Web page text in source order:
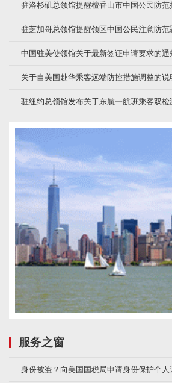
驻洛杉矶总领馆提醒檀香山市中国公民防范
驻芝加哥总领馆提醒领区中国公民注意防范
中国驻美使领馆关于最新签证申请要求的通
关于自美国赴华乘客远端防控措施调整的说
驻纽约总领馆发布关于东航一航班乘客双检
服务之窗
身份被盗？向美国国税局申请身份保护个人